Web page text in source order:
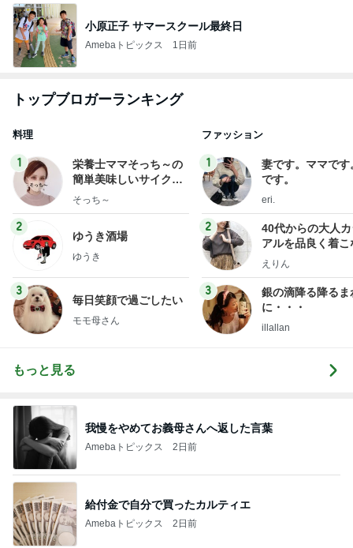
小原正子 サマースクール最終日
Amebaトピックス 1日前
トップブロガーランキング
料理
1
栄養士ママそっち～の
簡単美味しいサイクル
献立
そっち～
2
ゆうき酒場
ゆうき
3
毎日笑顔で過ごしたい
モモ母さん
ファッション
1
妻です。ママです
です。
eri.
2
40代からの大人
アルを品良く着こ
ファッションブロ
えりん
3
銀の滴降る降るま
に・・・
illallan
もっと見る
我慢をやめてお義母さんへ返した言葉
Amebaトピックス 2日前
給付金で自分で買ったカルティエ
Amebaトピックス 2日前